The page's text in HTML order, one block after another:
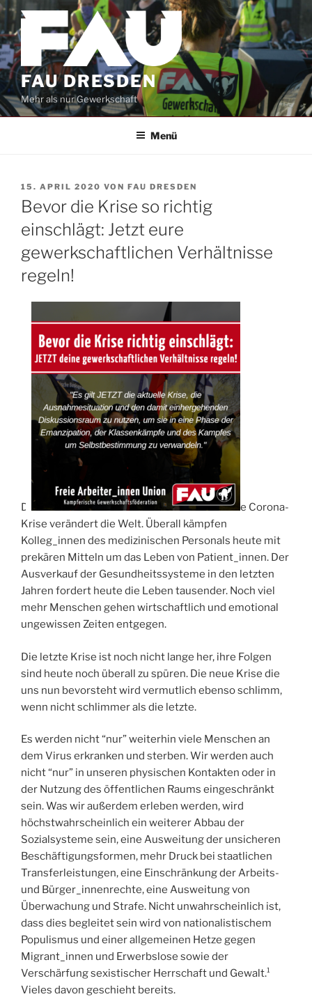
Zum
Inhalt
springen
FAU DRESDEN
Mehr als nur Gewerkschaft
Menü
VERÖFFENTLICHT
AM
15. APRIL 2020 VON FAU DRESDEN
Bevor die Krise so richtig
einschlägt: Jetzt eure
gewerkschaftlichen Verhältnisse
regeln!
Di
e Corona-
Krise verändert die Welt. Überall kämpfen
Kolleg_innen des medizinischen Personals heute mit
prekären Mitteln um das Leben von Patient_innen. Der
Ausverkauf der Gesundheitssysteme in den letzten
Jahren fordert heute die Leben tausender. Noch viel
mehr Menschen gehen wirtschaftlich und emotional
ungewissen Zeiten entgegen.
Die letzte Krise ist noch nicht lange her, ihre Folgen
sind heute noch überall zu spüren. Die neue Krise die
uns nun bevorsteht wird vermutlich ebenso schlimm,
wenn nicht schlimmer als die letzte.
Es werden nicht “nur” weiterhin viele Menschen an
dem Virus erkranken und sterben. Wir werden auch
nicht “nur” in unseren physischen Kontakten oder in
der Nutzung des öffentlichen Raums eingeschränkt
sein. Was wir außerdem erleben werden, wird
höchstwahrscheinlich ein weiterer Abbau der
Sozialsysteme sein, eine Ausweitung der unsicheren
Beschäftigungsformen, mehr Druck bei staatlichen
Transferleistungen, eine Einschränkung der Arbeits-
und Bürger_innenrechte, eine Ausweitung von
Überwachung und Strafe. Nicht unwahrscheinlich ist,
dass dies begleitet sein wird von nationalistischem
Populismus und einer allgemeinen Hetze gegen
Migrant_innen und Erwerbslose sowie der
Verschärfung sexistischer Herrschaft und Gewalt.¹
Vieles davon geschieht bereits.